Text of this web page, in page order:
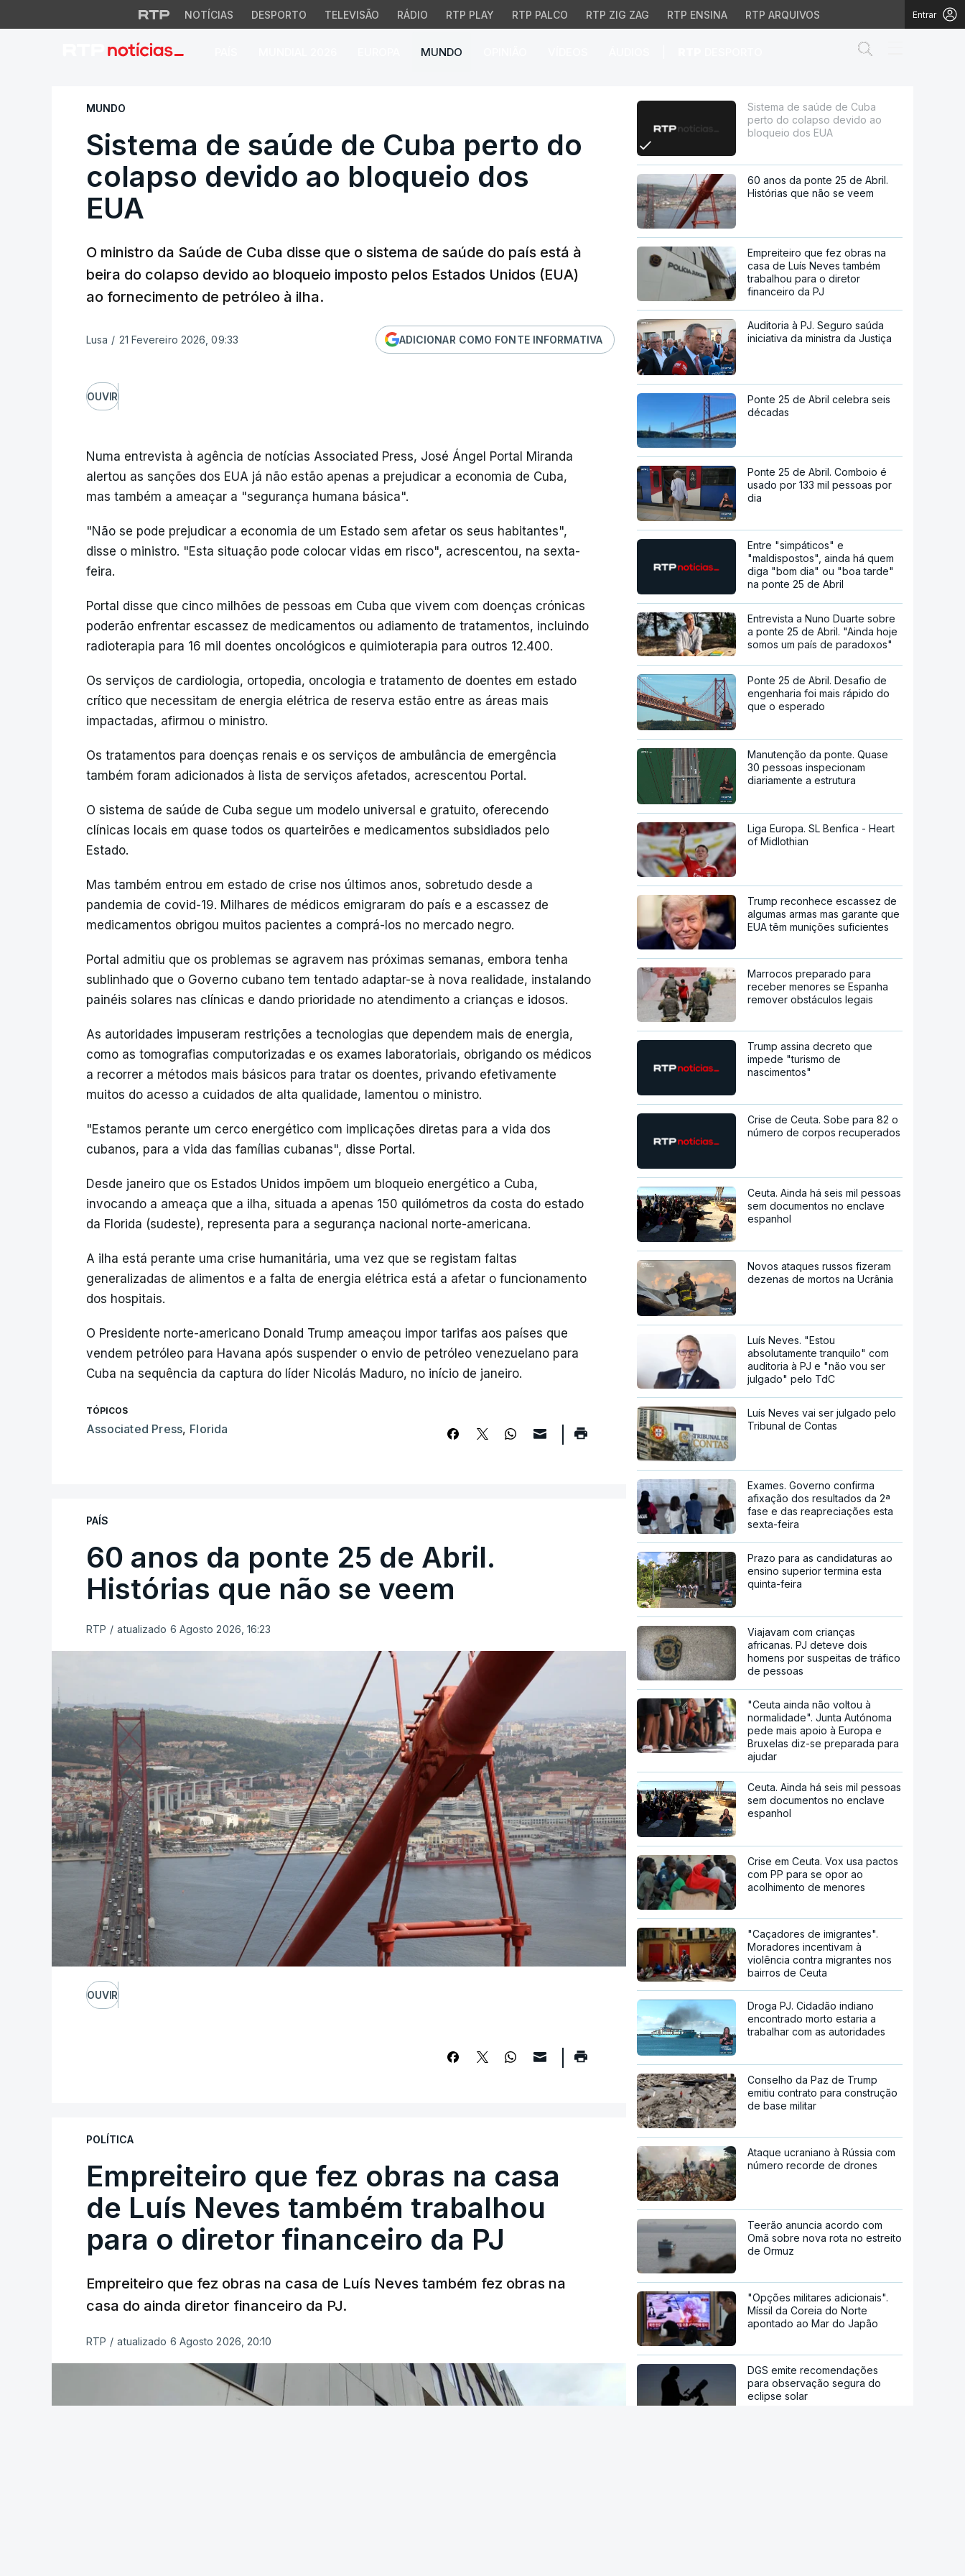
NOTÍCIAS DESPORTO TELEVISÃO RÁDIO RTP PLAY RTP PALCO RTP ZIG ZAG RTP ENSINA RTP ARQUIVOS Entrar
MUNDO
Sistema de saúde de Cuba perto do colapso devido ao bloqueio
MUNDO
Sistema de saúde de Cuba perto do
colapso devido ao bloqueio dos
EUA
O ministro da Saúde de Cuba disse que o sistema de saúde do país está à
beira do colapso devido ao bloqueio imposto pelos Estados Unidos (EUA)
ao fornecimento de petróleo à ilha.
Lusa / 21 Fevereiro 2026, 09:33 ADICIONAR COMO FONTE INFORMATIVA
OUVIR
Numa entrevista à agência de notícias Associated Press, José Ángel Portal Miranda
alertou as sanções dos EUA já não estão apenas a prejudicar a economia de Cuba,
mas também a ameaçar a "segurança humana básica".
"Não se pode prejudicar a economia de um Estado sem afetar os seus habitantes",
disse o ministro. "Esta situação pode colocar vidas em risco", acrescentou, na sexta-
feira.
Portal disse que cinco milhões de pessoas em Cuba que vivem com doenças crónicas
poderão enfrentar escassez de medicamentos ou adiamento de tratamentos, incluindo
radioterapia para 16 mil doentes oncológicos e quimioterapia para outros 12.400.
Os serviços de cardiologia, ortopedia, oncologia e tratamento de doentes em estado
crítico que necessitam de energia elétrica de reserva estão entre as áreas mais
impactadas, afirmou o ministro.
Os tratamentos para doenças renais e os serviços de ambulância de emergência
também foram adicionados à lista de serviços afetados, acrescentou Portal.
O sistema de saúde de Cuba segue um modelo universal e gratuito, oferecendo
clínicas locais em quase todos os quarteirões e medicamentos subsidiados pelo
Estado.
Mas também entrou em estado de crise nos últimos anos, sobretudo desde a
pandemia de covid-19. Milhares de médicos emigraram do país e a escassez de
medicamentos obrigou muitos pacientes a comprá-los no mercado negro.
Portal admitiu que os problemas se agravem nas próximas semanas, embora tenha
sublinhado que o Governo cubano tem tentado adaptar-se à nova realidade, instalando
painéis solares nas clínicas e dando prioridade no atendimento a crianças e idosos.
As autoridades impuseram restrições a tecnologias que dependem mais de energia,
como as tomografias computorizadas e os exames laboratoriais, obrigando os médicos
a recorrer a métodos mais básicos para tratar os doentes, privando efetivamente
muitos do acesso a cuidados de alta qualidade, lamentou o ministro.
"Estamos perante um cerco energético com implicações diretas para a vida dos
cubanos, para a vida das famílias cubanas", disse Portal.
Desde janeiro que os Estados Unidos impõem um bloqueio energético a Cuba,
invocando a ameaça que a ilha, situada a apenas 150 quilómetros da costa do estado
da Florida (sudeste), representa para a segurança nacional norte-americana.
A ilha está perante uma crise humanitária, uma vez que se registam faltas
generalizadas de alimentos e a falta de energia elétrica está a afetar o funcionamento
dos hospitais.
O Presidente norte-americano Donald Trump ameaçou impor tarifas aos países que
vendem petróleo para Havana após suspender o envio de petróleo venezuelano para
Cuba na sequência da captura do líder Nicolás Maduro, no início de janeiro.
TÓPICOS
Associated Press, Florida
PAÍS
60 anos da ponte 25 de Abril.
Histórias que não se veem
RTP / atualizado 6 Agosto 2026, 16:23
OUVIR
POLÍTICA
Empreiteiro que fez obras na casa
de Luís Neves também trabalhou
para o diretor financeiro da PJ
Empreiteiro que fez obras na casa de Luís Neves também fez obras na
casa do ainda diretor financeiro da PJ.
RTP / atualizado 6 Agosto 2026, 20:10
Sistema de saúde de Cuba
perto do colapso devido ao
bloqueio dos EUA
60 anos da ponte 25 de Abril.
Histórias que não se veem
Empreiteiro que fez obras na
casa de Luís Neves também
trabalhou para o diretor
financeiro da PJ
Auditoria à PJ. Seguro saúda
iniciativa da ministra da Justiça
Ponte 25 de Abril celebra seis
décadas
Ponte 25 de Abril. Comboio é
usado por 133 mil pessoas por
dia
Entre "simpáticos" e
"maldispostos", ainda há quem
diga "bom dia" ou "boa tarde"
na ponte 25 de Abril
Entrevista a Nuno Duarte sobre
a ponte 25 de Abril. "Ainda hoje
somos um país de paradoxos"
Ponte 25 de Abril. Desafio de
engenharia foi mais rápido do
que o esperado
Manutenção da ponte. Quase
30 pessoas inspecionam
diariamente a estrutura
Liga Europa. SL Benfica - Heart
of Midlothian
Trump reconhece escassez de
algumas armas mas garante que
EUA têm munições suficientes
Marrocos preparado para
receber menores se Espanha
remover obstáculos legais
Trump assina decreto que
impede "turismo de
nascimentos"
Crise de Ceuta. Sobe para 82 o
número de corpos recuperados
Ceuta. Ainda há seis mil pessoas
sem documentos no enclave
espanhol
Novos ataques russos fizeram
dezenas de mortos na Ucrânia
Luís Neves. "Estou
absolutamente tranquilo" com
auditoria à PJ e "não vou ser
julgado" pelo TdC
Luís Neves vai ser julgado pelo
Tribunal de Contas
Exames. Governo confirma
afixação dos resultados da 2ª
fase e das reapreciações esta
sexta-feira
Prazo para as candidaturas ao
ensino superior termina esta
quinta-feira
Viajavam com crianças
africanas. PJ deteve dois
homens por suspeitas de tráfico
de pessoas
"Ceuta ainda não voltou à
normalidade". Junta Autónoma
pede mais apoio à Europa e
Bruxelas diz-se preparada para
ajudar
Ceuta. Ainda há seis mil pessoas
sem documentos no enclave
espanhol
Crise em Ceuta. Vox usa pactos
com PP para se opor ao
acolhimento de menores
"Caçadores de imigrantes".
Moradores incentivam à
violência contra migrantes nos
bairros de Ceuta
Droga PJ. Cidadão indiano
encontrado morto estaria a
trabalhar com as autoridades
Conselho da Paz de Trump
emitiu contrato para construção
de base militar
Ataque ucraniano à Rússia com
número recorde de drones
Teerão anuncia acordo com
Omã sobre nova rota no estreito
de Ormuz
"Opções militares adicionais".
Míssil da Coreia do Norte
apontado ao Mar do Japão
DGS emite recomendações
para observação segura do
eclipse solar